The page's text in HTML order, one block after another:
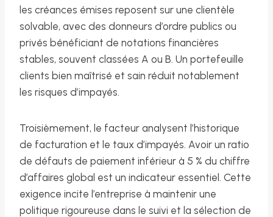
les créances émises reposent sur une clientèle
solvable, avec des donneurs d’ordre publics ou
privés bénéficiant de notations financières
stables, souvent classées A ou B. Un portefeuille
clients bien maîtrisé et sain réduit notablement
les risques d’impayés.
Troisièmement, le facteur analysent l’historique
de facturation et le taux d’impayés. Avoir un ratio
de défauts de paiement inférieur à 5 % du chiffre
d’affaires global est un indicateur essentiel. Cette
exigence incite l’entreprise à maintenir une
politique rigoureuse dans le suivi et la sélection de